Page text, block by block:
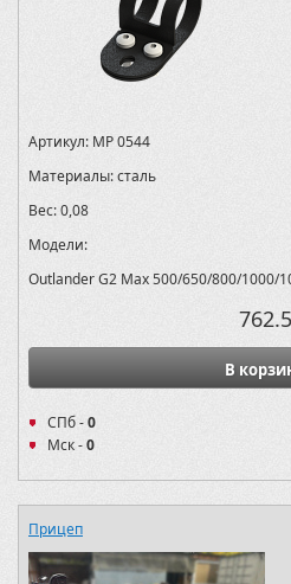
Артикул: MP 0544
Материалы:сталь
Вес:0,08
Модели:
Outlander G2 Max 500/650/800/1000/
762.5
В
СПб -0
Мск -0
Прицеп